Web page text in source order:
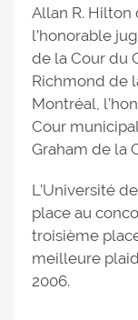
Allan R. Hilton
l’honorable
de la Cour du
Richmond de
Montréal,
Cour
Graham de la
L’Université
place au
troisième
meilleure
2006.